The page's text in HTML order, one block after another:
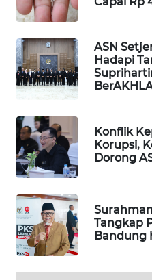
ASN
Hadapi
Konflik
Korupsi,
Dorong
Tangkap
Bandung
PLN
MKLI
LKKI
KOPEKLIN
PORTAL
KONSUMEN